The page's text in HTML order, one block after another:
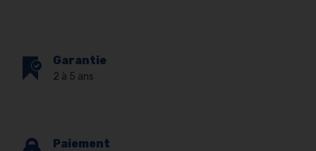
Garantie
2 à 5 ans
Paiement